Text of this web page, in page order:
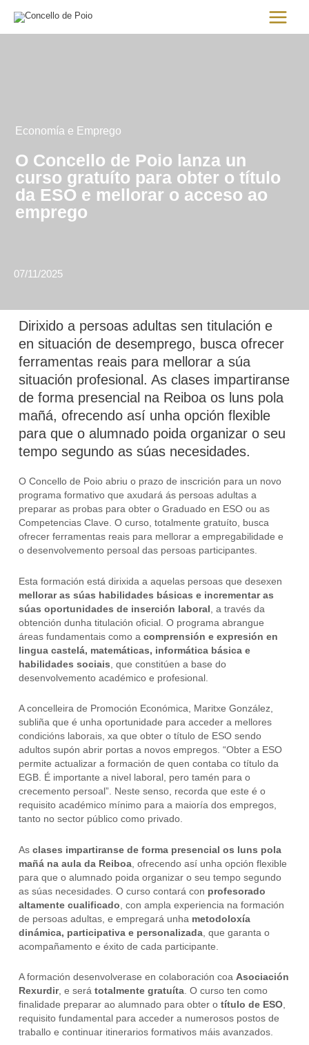
contenido
Main
Menu
Economía e Emprego
O Concello de Poio lanza un
curso gratuíto para obter o título
da ESO e mellorar o acceso ao
emprego
07/11/2025
Dirixido a persoas adultas sen titulación e
en situación de desemprego, busca ofrecer
ferramentas reais para mellorar a súa
situación profesional. As clases impartiranse
de forma presencial na Reiboa os luns pola
mañá, ofrecendo así unha opción flexible
para que o alumnado poida organizar o seu
tempo segundo as súas necesidades.
O Concello de Poio abriu o prazo de inscrición para un novo
programa formativo que axudará ás persoas adultas a
preparar as probas para obter o Graduado en ESO ou as
Competencias Clave. O curso, totalmente gratuíto, busca
ofrecer ferramentas reais para mellorar a empregabilidade e
o desenvolvemento persoal das persoas participantes.
Esta formación está dirixida a aquelas persoas que desexen
mellorar as súas habilidades básicas e incrementar as
súas oportunidades de inserción laboral , a través da
obtención dunha titulación oficial. O programa abrangue
áreas fundamentais como acomprensión e expresión en
lingua castelá, matemáticas, informática básica e
habilidades sociais , que constitúen a base do
desenvolvemento académico e profesional.
A concelleira de Promoción Económica, Maritxe González,
subliña que é unha oportunidade para acceder a mellores
condicións laborais, xa que obter o título de ESO sendo
adultos supón abrir portas a novos empregos. “Obter a ESO
permite actualizar a formación de quen contaba co título da
EGB. É importante a nivel laboral, pero tamén para o
crecemento persoal”. Neste senso, recorda que este é o
requisito académico mínimo para a maioría dos empregos,
tanto no sector público como privado.
Asclases impartiranse de forma presencial os luns pola
mañá na aula da Reiboa , ofrecendo así unha opción flexible
para que o alumnado poida organizar o seu tempo segundo
as súas necesidades. O curso contará con profesorado
altamente cualificado , con ampla experiencia na formación
de persoas adultas, e empregará unha metodoloxía
dinámica, participativa e personalizada , que garanta o
acompañamento e éxito de cada participante.
A formación desenvolverase en colaboración coa Asociación
Rexurdir, e serátotalmente gratuíta . O curso ten como
finalidade preparar ao alumnado para obter otítulo de ESO
requisito fundamental para acceder a numerosos postos de
traballo e continuar itinerarios formativos máis avanzados.